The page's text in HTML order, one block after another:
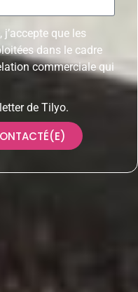
que les
dans le cadre
commerciale qui
de Tilyo.